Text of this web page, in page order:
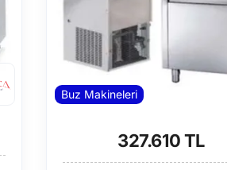
Buz Makineleri
327.610 TL